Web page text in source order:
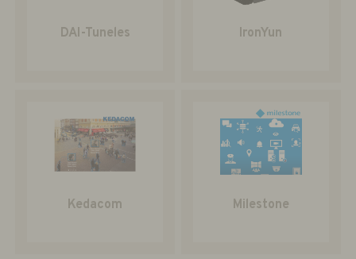
DAI-Tuneles IronYun
Kedacom Milestone